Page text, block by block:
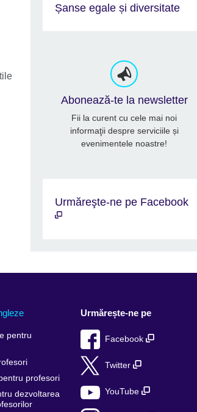
Șanse egale și diversitate
Abonează-te la newsletter
Fii la curent cu cele mai noi
informaţii despre serviciile și
evenimentele noastre!
Urmăreşte-ne pe Facebook
pentru
profesori
dezvoltarea
Urmărește-ne pe
Facebook
Twitter
YouTube